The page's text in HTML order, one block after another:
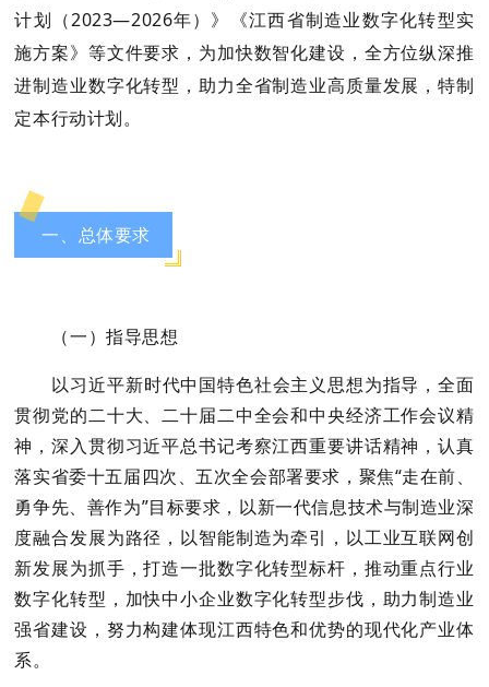
计划（2023—2026年）》《江西省制造业数字化转型实
施方案》等文件要求，为加快数智化建设，全方位纵深推
进制造业数字化转型，助力全省制造业高质量发展，特制
定本行动计划。
一、总体要求
（一）指导思想
以习近平新时代中国特色社会主义思想为指导，全面
贯彻党的二十大、二十届二中全会和中央经济工作会议精
神，深入贯彻习近平总书记考察江西重要讲话精神，认真
落实省委十五届四次、五次全会部署要求，聚焦“走在前、
勇争先、善作为”目标要求，以新一代信息技术与制造业深
度融合发展为路径，以智能制造为牵引，以工业互联网创
新发展为抓手，打造一批数字化转型标杆，推动重点行业
数字化转型，加快中小企业数字化转型步伐，助力制造业
强省建设，努力构建体现江西特色和优势的现代化产业体
系。